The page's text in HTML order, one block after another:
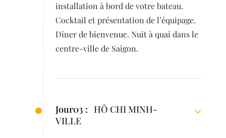
installation à bord de votre bateau.
Cocktail et présentation de l’équipage.
Dîner de bienvenue. Nuit à quai dans le
centre-ville de Saigon.
Jour03 : HÔ CHI MINH-
VILLE